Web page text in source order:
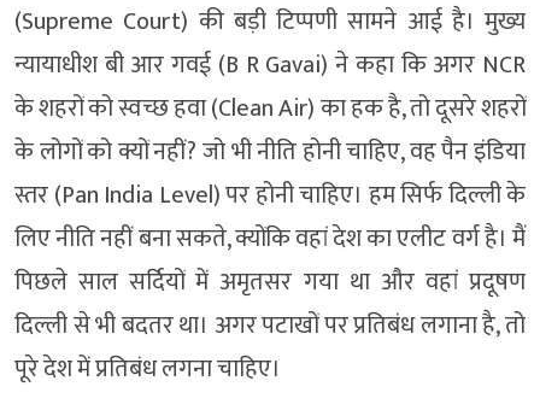
(Supreme Court) की बड़ी टिप्पणी सामने आई है। मुख्य
न्यायाधीश बी आर गवई (B R Gavai) ने कहा कि अगर NCR
के शहरों को स्वच्छ हवा (Clean Air) का हक है, तो दूसरे शहरों
के लोगों को क्यों नहीं? जो भी नीति होनी चाहिए, वह पैन इंडिया
स्तर (Pan India Level) पर होनी चाहिए। हम सिर्फ दिल्ली के
लिए नीति नहीं बना सकते, क्योंकि वहां देश का एलीट वर्ग है। मैं
पिछले साल सर्दियों में अमृतसर गया था और वहां प्रदूषण
दिल्ली से भी बदतर था। अगर पटाखों पर प्रतिबंध लगाना है, तो
पूरे देश में प्रतिबंध लगना चाहिए।